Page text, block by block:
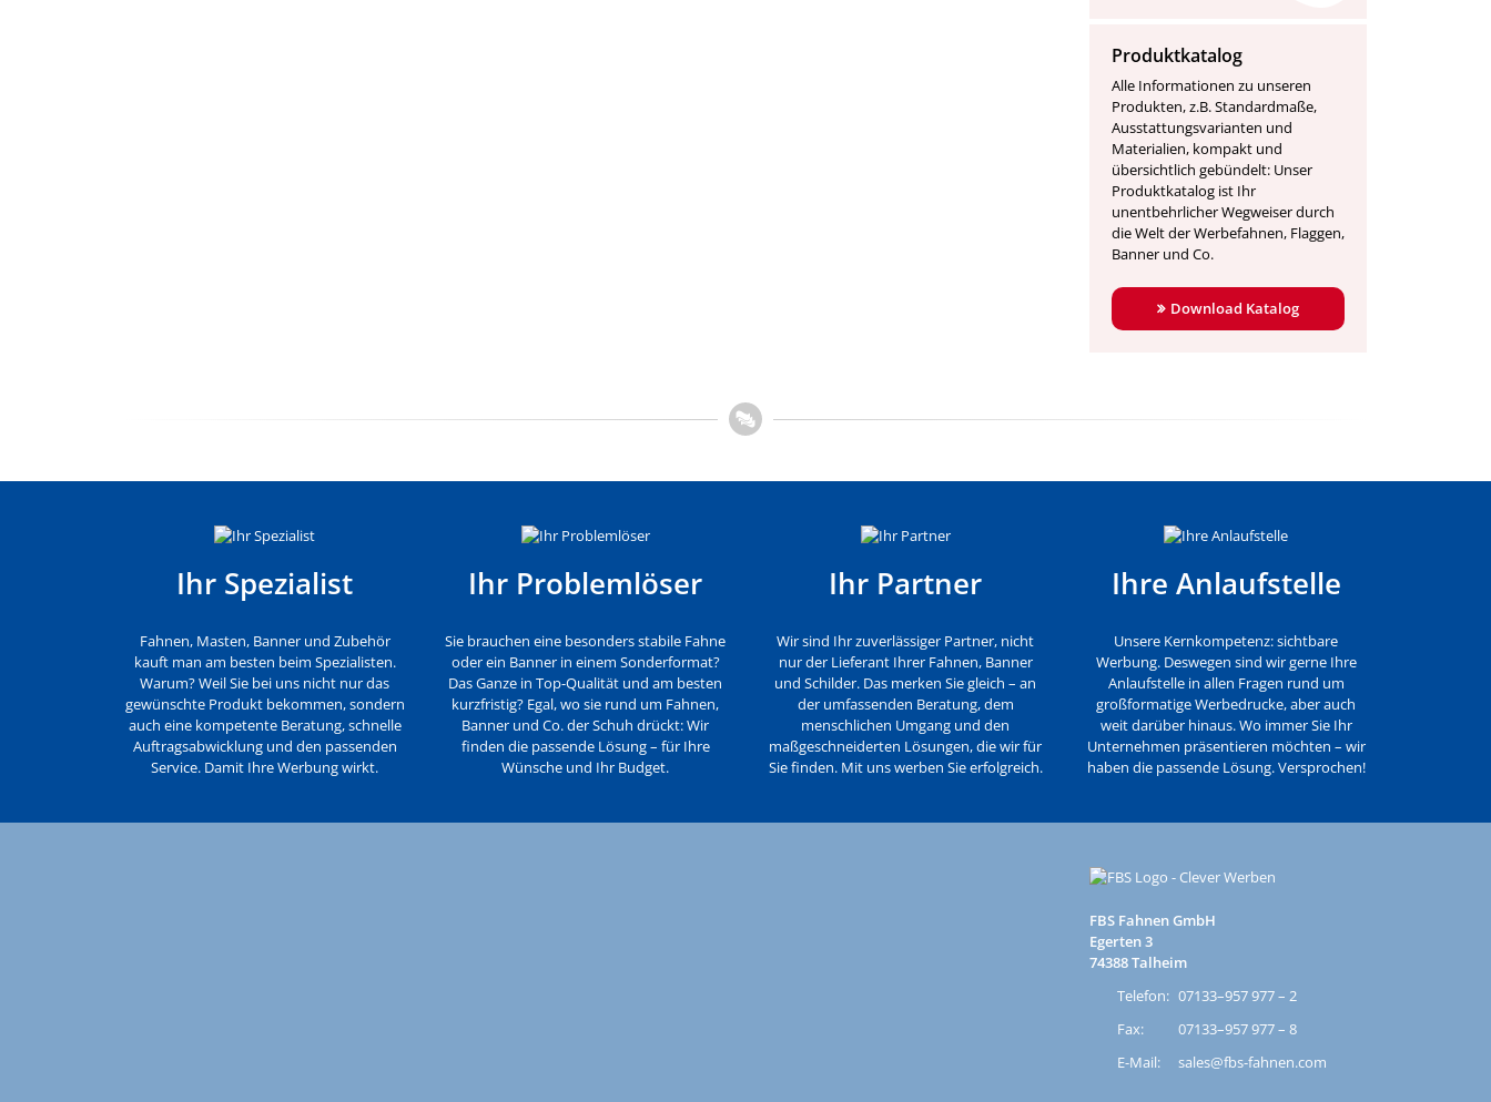
Produktkatalog
Alle Informationen zu unseren
Produkten, z.B. Standardmaße,
Ausstattungsvarianten und
Materialien, kompakt und
übersichtlich gebündelt: Unser
Produktkatalog ist Ihr
unentbehrlicher Wegweiser durch
die Welt der Werbefahnen, Flaggen,
Banner und Co.
Download Katalog
Ihr Spezialist
Fahnen, Masten, Banner und Zubehör
kauft man am besten beim Spezialisten.
Warum? Weil Sie bei uns nicht nur das
gewünschte Produkt bekommen, sondern
auch eine kompetente Beratung, schnelle
Auftragsabwicklung und den passenden
Service. Damit Ihre Werbung wirkt.
Ihr Problemlöser
Sie brauchen eine besonders stabile Fahne
oder ein Banner in einem Sonderformat?
Das Ganze in Top-Qualität und am besten
kurzfristig? Egal, wo sie rund um Fahnen,
Banner und Co. der Schuh drückt: Wir
finden die passende Lösung – für Ihre
Wünsche und Ihr Budget.
Ihr Partner
Wir sind Ihr zuverlässiger Partner, nicht
nur der Lieferant Ihrer Fahnen, Banner
und Schilder. Das merken Sie gleich – an
der umfassenden Beratung, dem
menschlichen Umgang und den
maßgeschneiderten Lösungen, die wir für
Sie finden. Mit uns werben Sie erfolgreich.
Ihre Anlaufstelle
Unsere Kernkompetenz: sichtbare
Werbung. Deswegen sind wir gerne Ihre
Anlaufstelle in allen Fragen rund um
großformatige Werbedrucke, aber auch
weit darüber hinaus. Wo immer Sie Ihr
Unternehmen präsentieren möchten – wir
haben die passende Lösung. Versprochen!
FBS Fahnen GmbH
Egerten 3
74388 Talheim
Telefon: 07133–957 977 – 2
Fax:
07133–957 977 – 8
E-Mail:
sales@fbs-fahnen.com